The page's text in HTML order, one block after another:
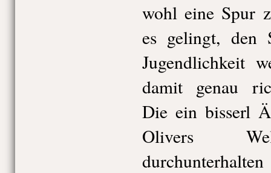
wohl eine Spur
es gelingt, den
Jugendlichkeit
damit genau
Die ein bisserl
Olivers